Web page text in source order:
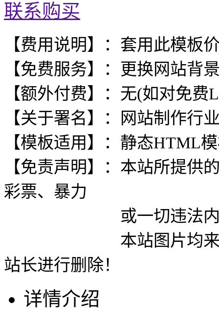
联系购买
【费用说明】：套用此模板
【免费服务】：更换网站背
【额外付费】：无(如对免
【关于署名】：网站制作行
【模板适用】：静态HTML
【免责声明】：本站所提供
彩票、暴力
或一切违法内容使用
本站图片均来自网络
站长进行删除！
详情介绍